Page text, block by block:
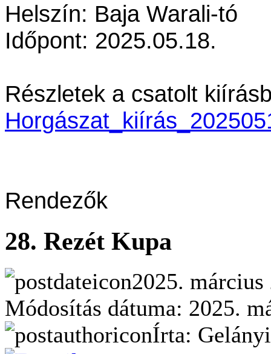
Helszín: Baja Warali-tó
Időpont: 2025.05.18.
Részletek a csatolt
Rendezők
28. Rezét Kupa
2025.
Módosítás dátuma: 2025.
Írta: